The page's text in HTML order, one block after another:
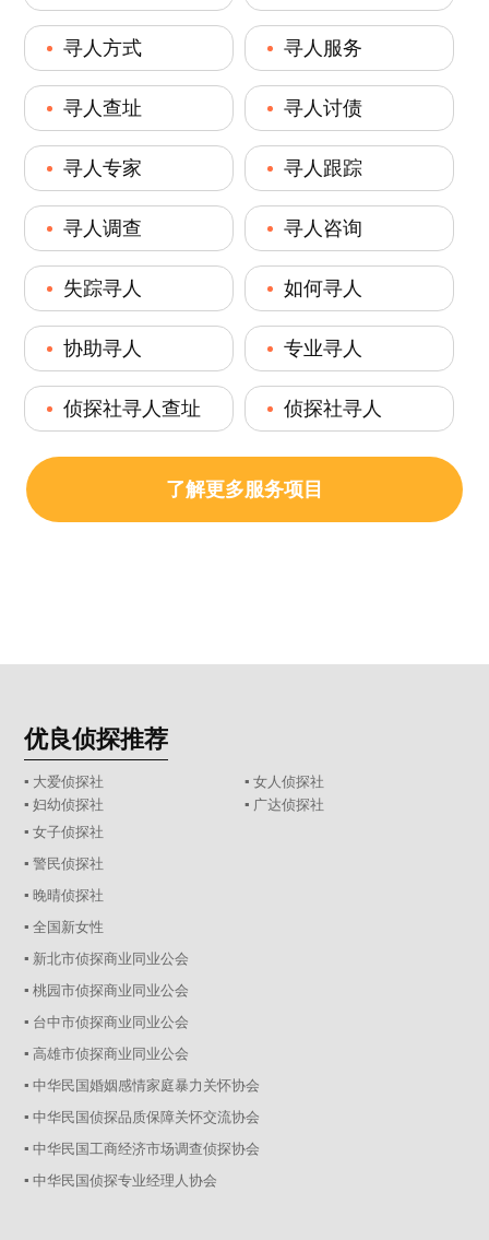
寻人方式 寻人服务
寻人查址 寻人讨债
寻人专家 寻人跟踪
寻人调查 寻人咨询
失踪寻人 如何寻人
协助寻人 专业寻人
侦探社寻人查址 侦探社寻人
了解更多服务项目
优良侦探推荐
▪ 大爱侦探社
▪ 女人侦探社
▪ 妇幼侦探社
▪ 广达侦探社
▪ 女子侦探社
▪ 警民侦探社
▪ 晚晴侦探社
▪ 全国新女性
▪ 新北市侦探商业同业公会
▪ 桃园市侦探商业同业公会
▪ 台中市侦探商业同业公会
▪ 高雄市侦探商业同业公会
▪ 中华民国婚姻感情家庭暴力关怀协会
▪ 中华民国侦探品质保障关怀交流协会
▪ 中华民国工商经济市场调查侦探协会
▪ 中华民国侦探专业经理人协会